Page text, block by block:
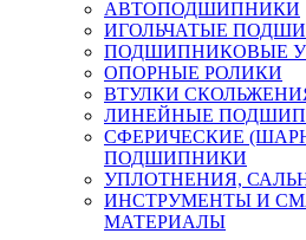
АВТОПОДШИПНИКИ
ИГОЛЬЧАТЫЕ
ПОДШИПНИКОВЫЕ
ОПОРНЫЕ РОЛИКИ
ВТУЛКИ
ЛИНЕЙНЫЕ
СФЕРИЧЕСКИЕ
ПОДШИПНИКИ
УПЛОТНЕНИЯ,
ИНСТРУМЕНТЫ И
МАТЕРИАЛЫ